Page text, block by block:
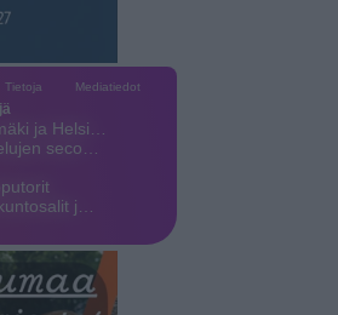
Tietoja Mediatiedot
ja Helsi…
seco…
j…